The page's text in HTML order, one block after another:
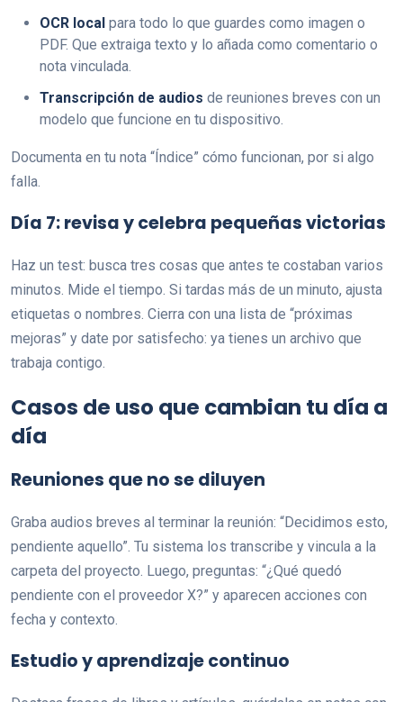
OCR local para todo lo que guardes como imagen o
PDF. Que extraiga texto y lo añada como comentario o
nota vinculada.
Transcripción de audios de reuniones breves con un
modelo que funcione en tu dispositivo.
Documenta en tu nota “Índice” cómo funcionan, por si algo
falla.
Día 7: revisa y celebra pequeñas victorias
Haz un test: busca tres cosas que antes te costaban varios
minutos. Mide el tiempo. Si tardas más de un minuto, ajusta
etiquetas o nombres. Cierra con una lista de “próximas
mejoras” y date por satisfecho: ya tienes un archivo que
trabaja contigo.
Casos de uso que cambian tu día a
día
Reuniones que no se diluyen
Graba audios breves al terminar la reunión: “Decidimos esto,
pendiente aquello”. Tu sistema los transcribe y vincula a la
carpeta del proyecto. Luego, preguntas: “¿Qué quedó
pendiente con el proveedor X?” y aparecen acciones con
fecha y contexto.
Estudio y aprendizaje continuo